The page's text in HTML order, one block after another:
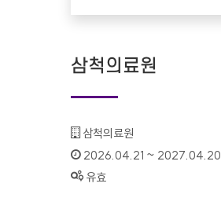
삼척의료원
기관명 :
삼척의료원
인증기간 :
2026.04.21 ~ 2027.04.20
상태 :
유효